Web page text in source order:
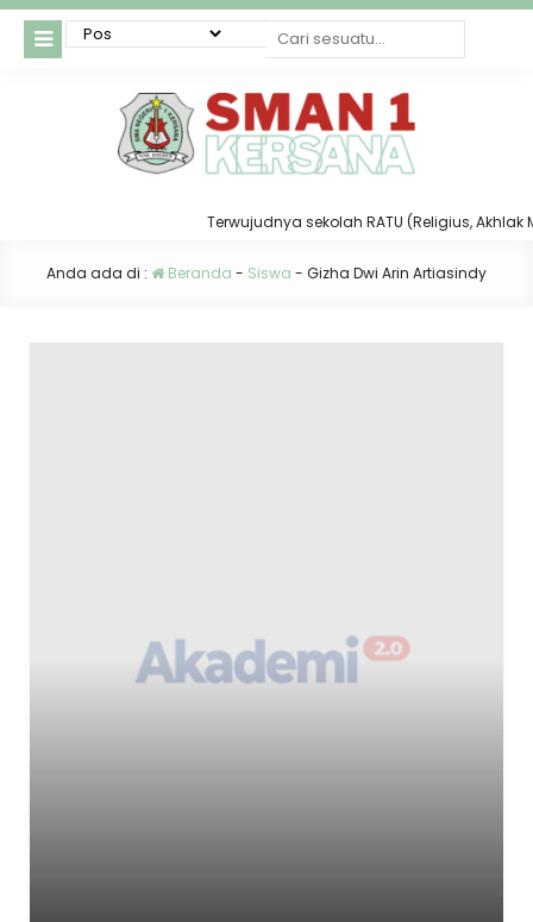
Terwujudnya sekolah RATU (Religius, Akhlak
Anda ada di : Beranda - Siswa - Gizha Dwi Arin Artiasindy